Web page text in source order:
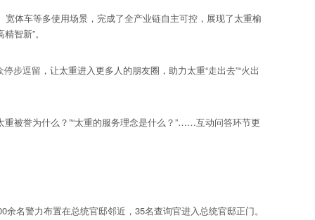
体车等多使用场景，完成了全产业链自主可控，展现了太重榆
智新”。
逗留，让太重进入更多人的朋友圈，助力太重“走出去”“火出
被誉为什么？”“太重的服务理念是什么？”……互动问答环节更
名警力布置在总统官邸邻近，35名查询官进入总统官邸正门。